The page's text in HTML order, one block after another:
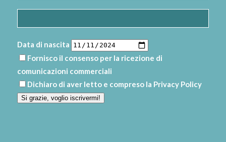
Data di nascita
Fornisco il consenso per la ricezione di
comunicazioni commerciali
Dichiaro di aver letto e compreso la Privacy Policy
Si grazie, voglio iscrivermi!